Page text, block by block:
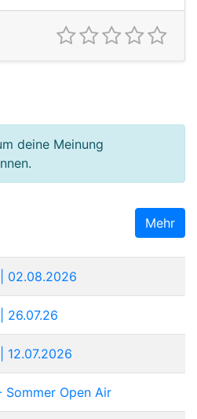
deine Meinung
Mehr
02.08.2026
26.07.26
12.07.2026
Sommer Open Air